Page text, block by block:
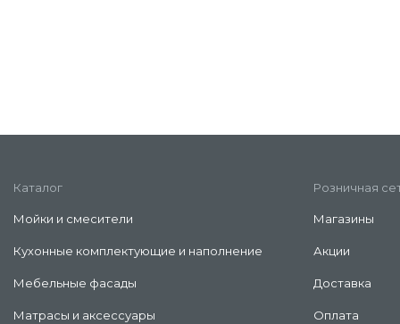
Каталог
Мойки и смесители
Кухонные комплектующие и наполнение
Мебельные фасады
Матрасы и аксессуары
Розничная
Магазины
Акции
Доставка
Оплата